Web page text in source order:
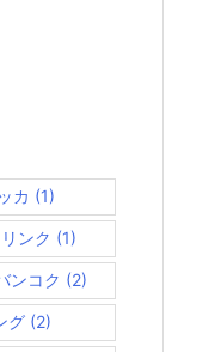
カ (1)
ンク (1)
ンコク (2)
グ(2)